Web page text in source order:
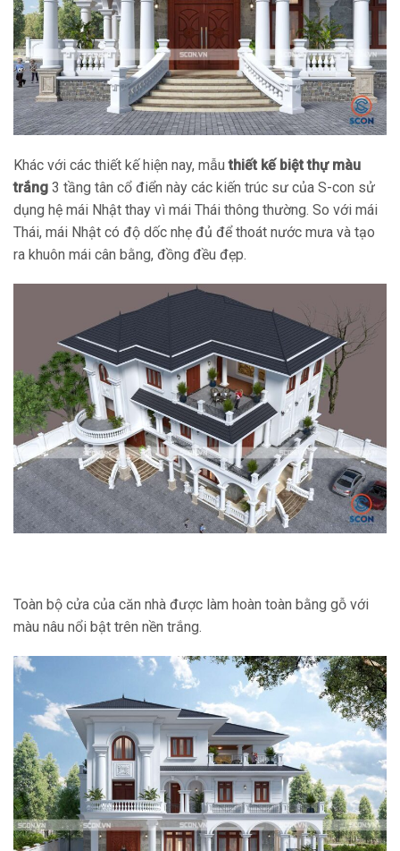
Khác với các thiết kế hiện nay, mẫuthiết kế biệt thự màu
trắng 3 tầng tân cổ điển này các kiến trúc sư của S-con sử
dụng hệ mái Nhật thay vì mái Thái thông thường. So với mái
Thái, mái Nhật có độ dốc nhẹ đủ để thoát nước mưa và tạo
ra khuôn mái cân bằng, đồng đều đẹp.
Toàn bộ cửa của căn nhà được làm hoàn toàn bằng gỗ với
màu nâu nổi bật trên nền trắng.